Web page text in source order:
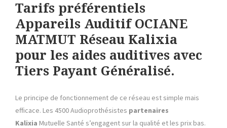
Tarifs préférentiels
Appareils Auditif OCIANE
MATMUT Réseau Kalixia
pour les aides auditives avec
Tiers Payant Généralisé.
Le principe de fonctionnement de ce réseau est simple mais
efficace. Les 4500 Audioprothésistes partenaires
Kalixia Mutuelle Santé s’engagent sur la qualité et les prix bas.